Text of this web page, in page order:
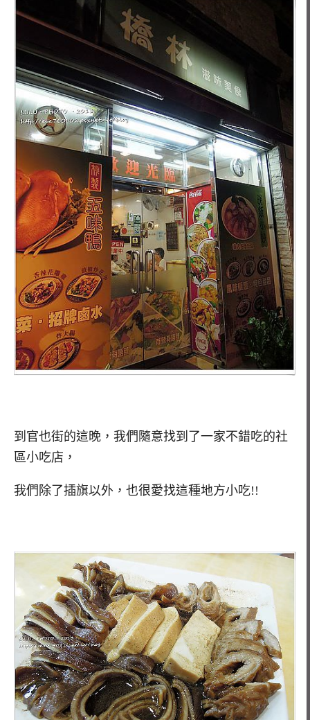
到官也街的這晚，我們隨意找到了一家不錯吃的社
區小吃店，
我們除了插旗以外，也很愛找這種地方小吃!!